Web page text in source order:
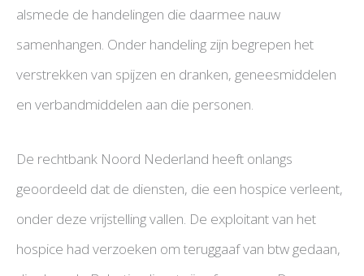
alsmede de handelingen die daarmee nauw
samenhangen. Onder handeling zijn begrepen het
verstrekken van spijzen en dranken, geneesmiddelen
en verbandmiddelen aan die personen.
De rechtbank Noord Nederland heeft onlangs
geoordeeld dat de diensten, die een hospice verleent,
onder deze vrijstelling vallen. De exploitant van het
hospice had verzoeken om teruggaaf van btw gedaan,